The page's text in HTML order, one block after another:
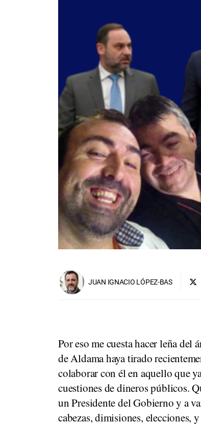
JUAN IGNACIO LÓPEZ-BAS
Por eso me cuesta hacer leña
de Aldama haya tirado
colaborar con él en aquello que
cuestiones de dineros públicos.
un Presidente del Gobierno y a
cabezas, dimisiones, elecciones,